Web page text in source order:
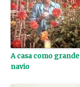
A casa como grande
navio